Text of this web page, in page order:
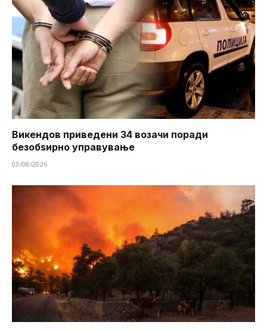
Викендов приведени 34 возачи поради
безобѕирно управување
03/08/2026